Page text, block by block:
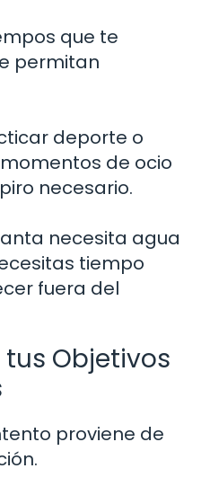
que te
permitan
deporte o
de ocio
necesario.
necesita agua
tiempo
fuera del
Objetivos
proviene de